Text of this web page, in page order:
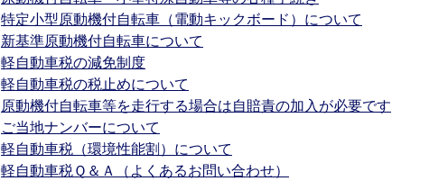
特定小型原動機付自転車（電動キックボード）について
新基準原動機付自転車について
軽自動車税の減免制度
軽自動車税の税止めについて
原動機付自転車等を走行する場合は自賠責の加入が必要です
ご当地ナンバーについて
軽自動車税（環境性能割）について
軽自動車税Ｑ＆Ａ（よくあるお問い合わせ）